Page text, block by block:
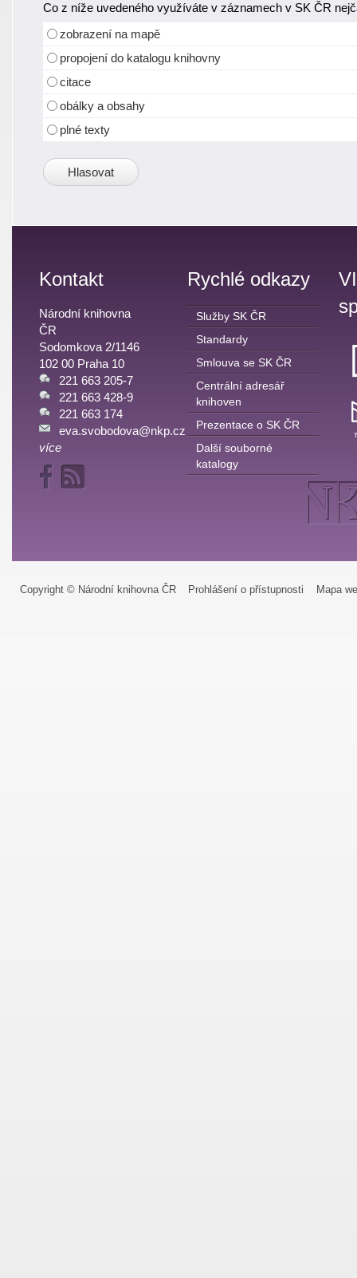
Co z níže uvedeného využíváte v záznamech v SK ČR
zobrazení na mapě
propojení do katalogu knihovny
citace
obálky a obsahy
plné texty
Kontakt
Národní knihovna
ČR
Sodomkova 2/1146
102 00 Praha 10
221 663 205-7
221 663 428-9
221 663 174
eva.svobodova@nkp.cz
více
Rychlé odkazy
Služby SK ČR
Standardy
Smlouva se SK ČR
Centrální adresář
knihoven
Prezentace o SK ČR
Další souborné
katalogy
Copyright © Národní knihovna ČR Prohlášení o přístupnosti Mapa